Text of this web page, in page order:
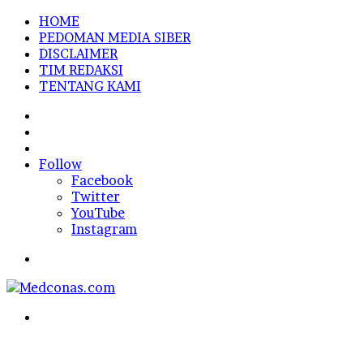
HOME
PEDOMAN MEDIA SIBER
DISCLAIMER
TIM REDAKSI
TENTANG KAMI
In
Follow
Facebook
Twitter
YouTube
Instagram